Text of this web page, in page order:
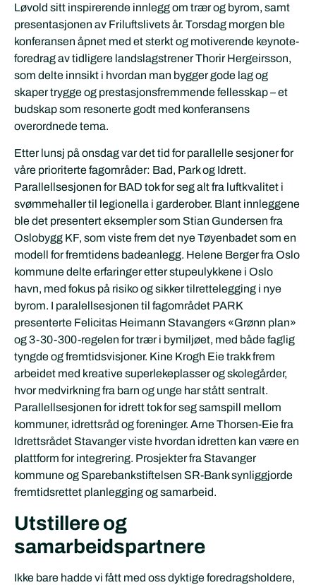
Løvold sitt inspirerende innlegg om trær og byrom, samt
presentasjonen av Friluftslivets år. Torsdag morgen ble
konferansen åpnet med et sterkt og motiverende keynote-
foredrag av tidligere landslagstrener Thorir Hergeirsson,
som delte innsikt i hvordan man bygger gode lag og
skaper trygge og prestasjonsfremmende fellesskap – et
budskap som resonerte godt med konferansens
overordnede tema.
Etter lunsj på onsdag var det tid for parallelle sesjoner for
våre prioriterte fagområder: Bad, Park og Idrett.
Parallellsesjonen for BAD tok for seg alt fra luftkvalitet i
svømmehaller til legionella i garderober. Blant innleggene
ble det presentert eksempler som Stian Gundersen fra
Oslobygg KF, som viste frem det nye Tøyenbadet som en
modell for fremtidens badeanlegg. Helene Berger fra Oslo
kommune delte erfaringer etter stupeulykkene i Oslo
havn, med fokus på risiko og sikker tilrettelegging i nye
byrom. I paralellsesjonen til fagområdet PARK
presenterte Felicitas Heimann Stavangers «Grønn plan»
og 3-30-300-regelen for trær i bymiljøet, med både faglig
tyngde og fremtidsvisjoner. Kine Krogh Eie trakk frem
arbeidet med kreative superlekeplasser og skolegårder,
hvor medvirkning fra barn og unge har stått sentralt.
Parallellsesjonen for idrett tok for seg samspill mellom
kommuner, idrettsråd og foreninger. Arne Thorsen-Eie fra
Idrettsrådet Stavanger viste hvordan idretten kan være en
plattform for integrering. Prosjekter fra Stavanger
kommune og Sparebankstiftelsen SR-Bank synliggjorde
fremtidsrettet planlegging og samarbeid.
Utstillere og
samarbeidspartnere
Ikke bare hadde vi fått med oss dyktige foredragsholdere,